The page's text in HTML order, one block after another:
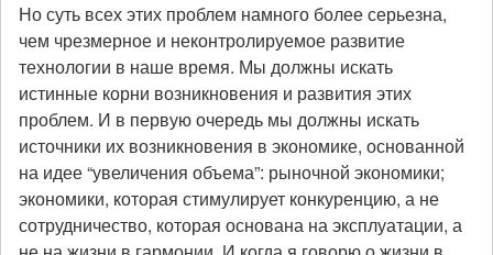
Но суть всех этих проблем намного более серьезна,
чем чрезмерное и неконтролируемое развитие
технологии в наше время. Мы должны искать
истинные корни возникновения и развития этих
проблем. И в первую очередь мы должны искать
источники их возникновения в экономике, основанной
на идее “увеличения объема”: рыночной экономики;
экономики, которая стимулирует конкуренцию, а не
сотрудничество, которая основана на эксплуатации, а